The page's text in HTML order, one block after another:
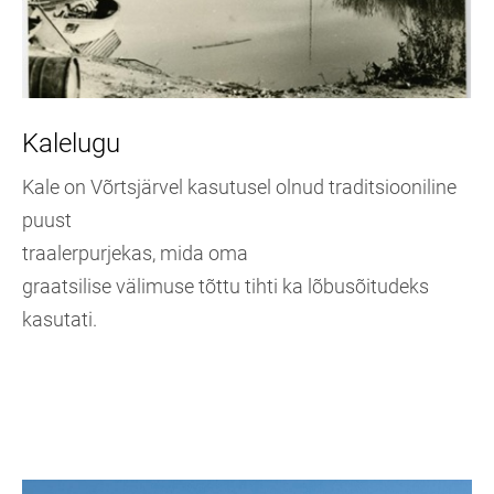
Kalelugu
Kale on Võrtsjärvel kasutusel olnud traditsiooniline
puust
traalerpurjekas, mida oma
graatsilise välimuse tõttu tihti ka lõbusõitudeks
kasutati.